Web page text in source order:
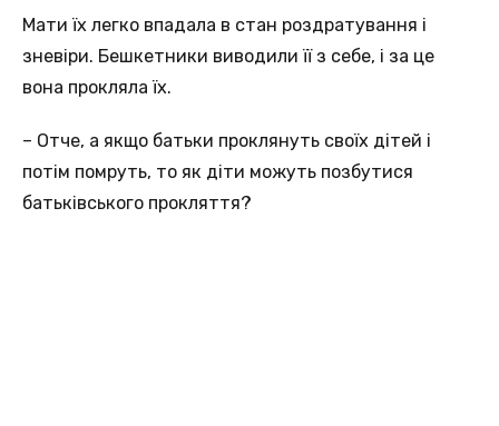
Мати їх легко впадала в стан роздратування і
зневіри. Бешкетники виводили її з себе, і за це
вона прокляла їх.
– Отче, а якщо батьки проклянуть своїх дітей і
потім помруть, то як діти можуть позбутися
батьківського прокляття?